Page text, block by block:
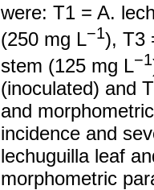
were: T1 = A.
(250 mg L−1), T3
stem (125 mg L−1
(inoculated) and
and
incidence and
lechuguilla leaf
morphometric